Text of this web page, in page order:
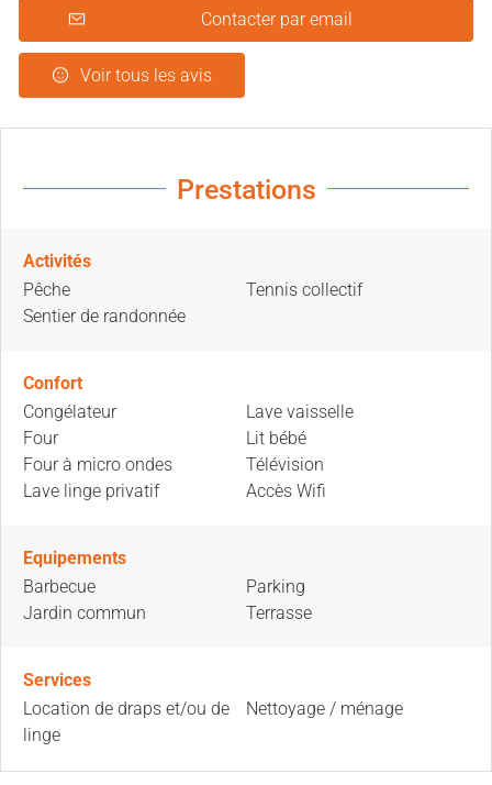
Contacter par email
Voir tous les avis
Prestations
Activités
Pêche
Sentier de randonnée
Tennis collectif
Confort
Congélateur
Four
Four à micro ondes
Lave linge privatif
Lave vaisselle
Lit bébé
Télévision
Accès Wifi
Equipements
Barbecue
Jardin commun
Parking
Terrasse
Services
Location de draps et/ou de
linge
Nettoyage / ménage